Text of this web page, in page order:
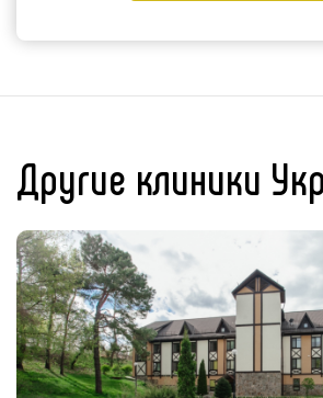
Другие клиники